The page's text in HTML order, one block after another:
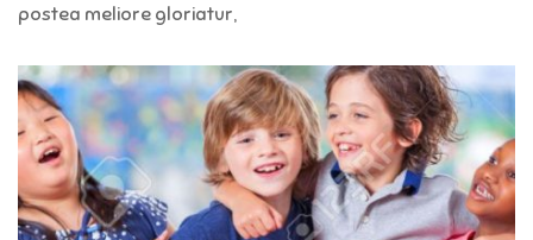
postea meliore gloriatur,